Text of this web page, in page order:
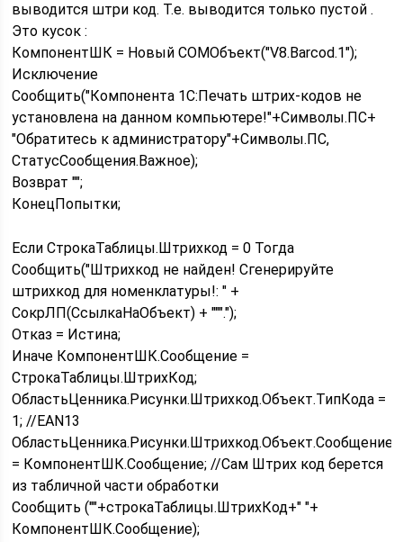
выводится штри код. Т.е. выводится только пустой .
Это кусок :
КомпонентШК = Новый COMОбъект("V8.Barcod.1");
Исключение
Сообщить("Компонента 1С:Печать штрих-кодов не
установлена на данном компьютере!"+Символы.ПС+
"Обратитесь к администратору"+Символы.ПС,
СтатусСообщения.Важное);
Возврат "";
КонецПопытки;
Если СтрокаТаблицы.Штрихкод = 0 Тогда
Сообщить("Штрихкод не найден! Сгенерируйте
штрихкод для номенклатуры!: " +
СокрЛП(СсылкаНаОбъект) + """.");
Отказ = Истина;
Иначе КомпонентШК.Сообщение =
СтрокаТаблицы.ШтрихКод;
ОбластьЦенника.Рисунки.Штрихкод.Объект.ТипКода =
1; //EAN13
ОбластьЦенника.Рисунки.Штрихкод.Объект.Сообщение
= КомпонентШК.Сообщение; //Сам Штрих код берется
из табличной части обработки
Сообщить (""+строкаТаблицы.ШтрихКод+" "+
КомпонентШК.Сообщение);